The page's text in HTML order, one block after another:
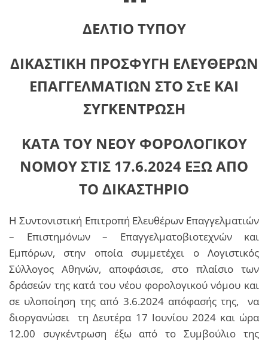
ΔΕΛΤΙΟ ΤΥΠΟΥ
ΔΙΚΑΣΤΙΚΗ ΠΡΟΣΦΥΓΗ ΕΛΕΥΘΕΡΩΝ
ΕΠΑΓΓΕΛΜΑΤΙΩΝ ΣΤΟ ΣτΕ ΚΑΙ
ΣΥΓΚΕΝΤΡΩΣΗ
ΚΑΤA ΤΟΥ ΝΕΟΥ ΦΟΡΟΛΟΓΙΚΟΥ
ΝΟΜΟΥ ΣΤΙΣ 17.6.2024 ΕΞΩ ΑΠΟ
ΤΟ ΔΙΚΑΣΤΗΡΙΟ
Η Συντονιστική Επιτροπή Ελευθέρων Επαγγελματιών
– Επιστημόνων – Επαγγελματοβιοτεχνών και
Εμπόρων, στην οποία συμμετέχει ο Λογιστικός
Σύλλογος Αθηνών, αποφάσισε, στο πλαίσιο των
δράσεών της κατά του νέου φορολογικού νόμου και
σε υλοποίηση της από 3.6.2024 απόφασής της, να
διοργανώσει τη Δευτέρα 17 Ιουνίου 2024 και ώρα
12.00 συγκέντρωση έξω από το Συμβούλιο της